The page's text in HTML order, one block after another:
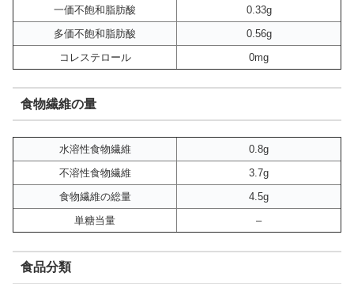
一価不飽和脂肪酸
0.33g
多価不飽和脂肪酸
0.56g
コレステロール
0mg
食物繊維の量
水溶性食物繊維
0.8g
不溶性食物繊維
3.7g
食物繊維の総量
4.5g
単糖当量
–
食品分類